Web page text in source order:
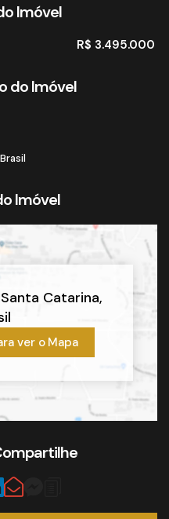
Imóvel
R$ 3.495.000
do Imóvel
Imóvel
Santa Catarina,
ver oMapa